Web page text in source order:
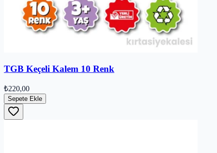
TGB Keçeli Kalem 10 Renk
₺220,00
Sepete Ekle